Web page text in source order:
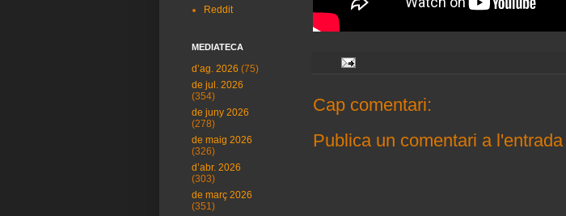
Cap comentari:
Publica un comentari a l'entrada
Reddit
MEDIATECA
d’ag. 2026 (75)
de jul. 2026
(354)
de juny 2026
(278)
de maig 2026
(326)
d’abr. 2026
(303)
de març 2026
(351)